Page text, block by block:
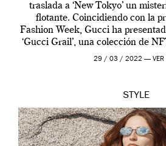
traslada a ‘New Tokyo’ un
flotante. Coincidiendo con la
Fashion Week, Gucci ha
‘Gucci Grail’, una colección de
Alessandro Michele, director
29 / 03 / 2022 — VER
STYLE